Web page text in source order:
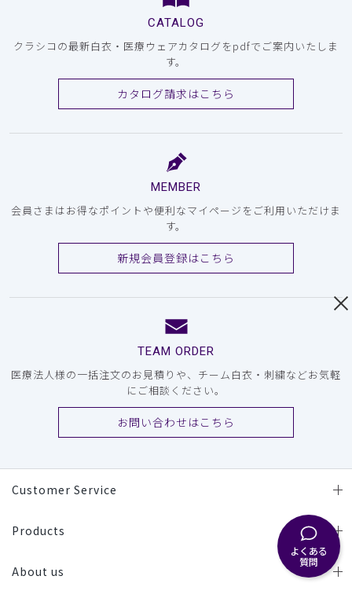
よくある
質問
CATALOG
クラシコの最新白衣・医療ウェアカタログをpdfでご案内いたしま
す。
カタログ請求はこちら
MEMBER
会員さまはお得なポイントや便利なマイページをご利用いただけま
す。
新規会員登録はこちら
TEAM ORDER
医療法人様の一括注文のお見積りや、チーム白衣・刺繍などお気軽
にご相談ください。
お問い合わせはこちら
Customer Service
Products
About us